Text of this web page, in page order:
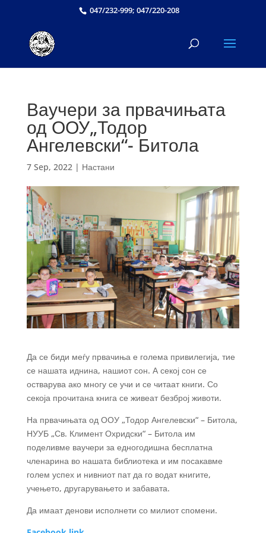
047/232-999; 047/220-208
Ваучери за првачињата
од ООУ„Тодор
Ангелевски“- Битола
7 Sep, 2022| Настани
Да се биди меѓу првачиња е голема привилегија, тие
се нашата иднина, нашиот сон. А секој сон се
остварува ако многу се учи и се читаат книги. Со
секоја прочитана книга се живеат безброј животи.
На првачињата од ООУ „Тодор Ангелевски“ – Битола,
НУУБ „Св. Климент Охридски“ – Битола им
поделивме ваучери за едногодишна бесплатна
членарина во нашата библиотека и им посакавме
голем успех и нивниот пат да го водат книгите,
учењето, другарувањето и забавата.
Да имаат денови исполнети со милиот спомени.